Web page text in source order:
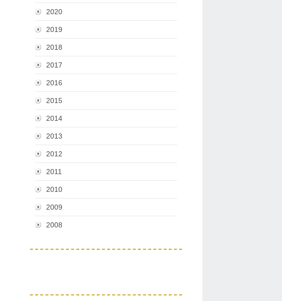
2020
2019
2018
2017
2016
2015
2014
2013
2012
2011
2010
2009
2008